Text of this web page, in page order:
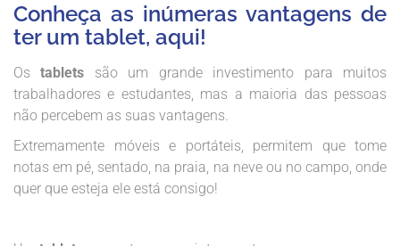
Conheça as inúmeras vantagens de
ter um tablet, aqui!
Ostablets são um grande investimento para muitos
trabalhadores e estudantes, mas a maioria das pessoas
não percebem as suas vantagens.
Extremamente móveis e portáteis, permitem que tome
notas em pé, sentado, na praia, na neve ou no campo, onde
quer que esteja ele está consigo!